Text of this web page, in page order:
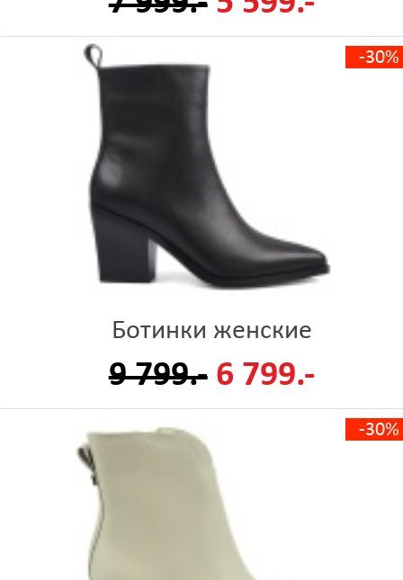
-30%
Ботинки женские
9 799.- 6 799.-
-30%